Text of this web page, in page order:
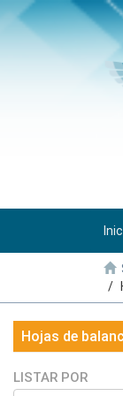
Hojas de
LISTAR POR